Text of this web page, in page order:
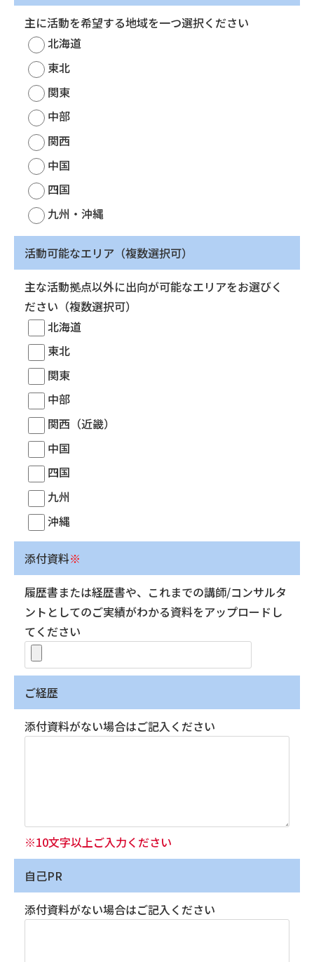
主に活動を希望する地域を一つ選択ください
北海道
東北
関東
中部
関西
中国
四国
九州・沖縄
活動可能なエリア（複数選択可）
主な活動拠点以外に出向が可能なエリアをお選びく
ださい（複数選択可）
北海道
東北
関東
中部
関西（近畿）
中国
四国
九州
沖縄
添付資料※
履歴書または経歴書や、これまでの講師/コンサルタ
ントとしてのご実績がわかる資料をアップロードし
てください
ご経歴
添付資料がない場合はご記入ください
※10文字以上ご入力ください
自己PR
添付資料がない場合はご記入ください